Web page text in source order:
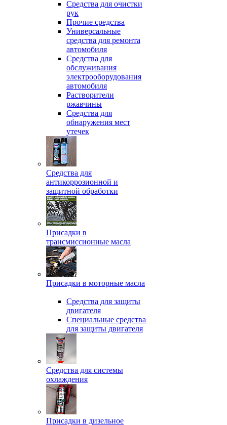
Средства для очистки
рук
Прочие средства
Универсальные
средства для ремонта
автомобиля
Средства для
обслуживания
электрооборудования
автомобиля
Растворители
ржавчины
Средства для
обнаружения мест
утечек
Средства для
антикоррозионной и
защитной обработки
Присадки в
трансмиссионные масла
Присадки в моторные масла
Средства для защиты
двигателя
Специальныe средства
для защиты двигателя
Средства для системы
охлаждения
Присадки в дизельное